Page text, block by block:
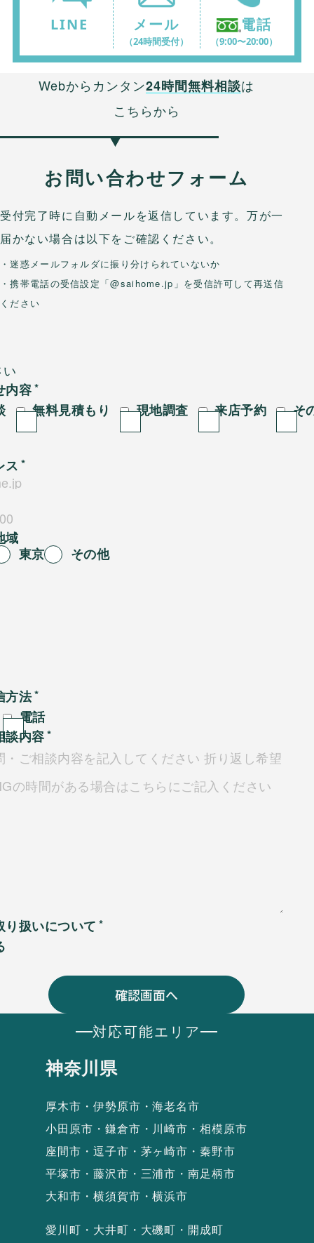
LINE メール
（24時間受付）
電話
（9:00〜20:00）
Webからカンタン24時間無料相談は
こちらから
お問い合わせフォーム
受付完了時に自動メールを返信しています。万が一
届かない場合は以下をご確認ください。
・迷惑メールフォルダに振り分けられていないか
・携帯電話の受信設定「@saihome.jp」を受信許可して再送信
ください
内容
無料見積もり 現地調査 来店予約 そ
ス
域
東京
その他
方法
電話
談内容
り扱いについて
対応可能エリア
神奈川県
厚木市・伊勢原市・海老名市
小田原市・鎌倉市・川崎市・相模原市
座間市・逗子市・茅ヶ崎市・秦野市
平塚市・藤沢市・三浦市・南足柄市
大和市・横須賀市・横浜市
愛川町・大井町・大磯町・開成町